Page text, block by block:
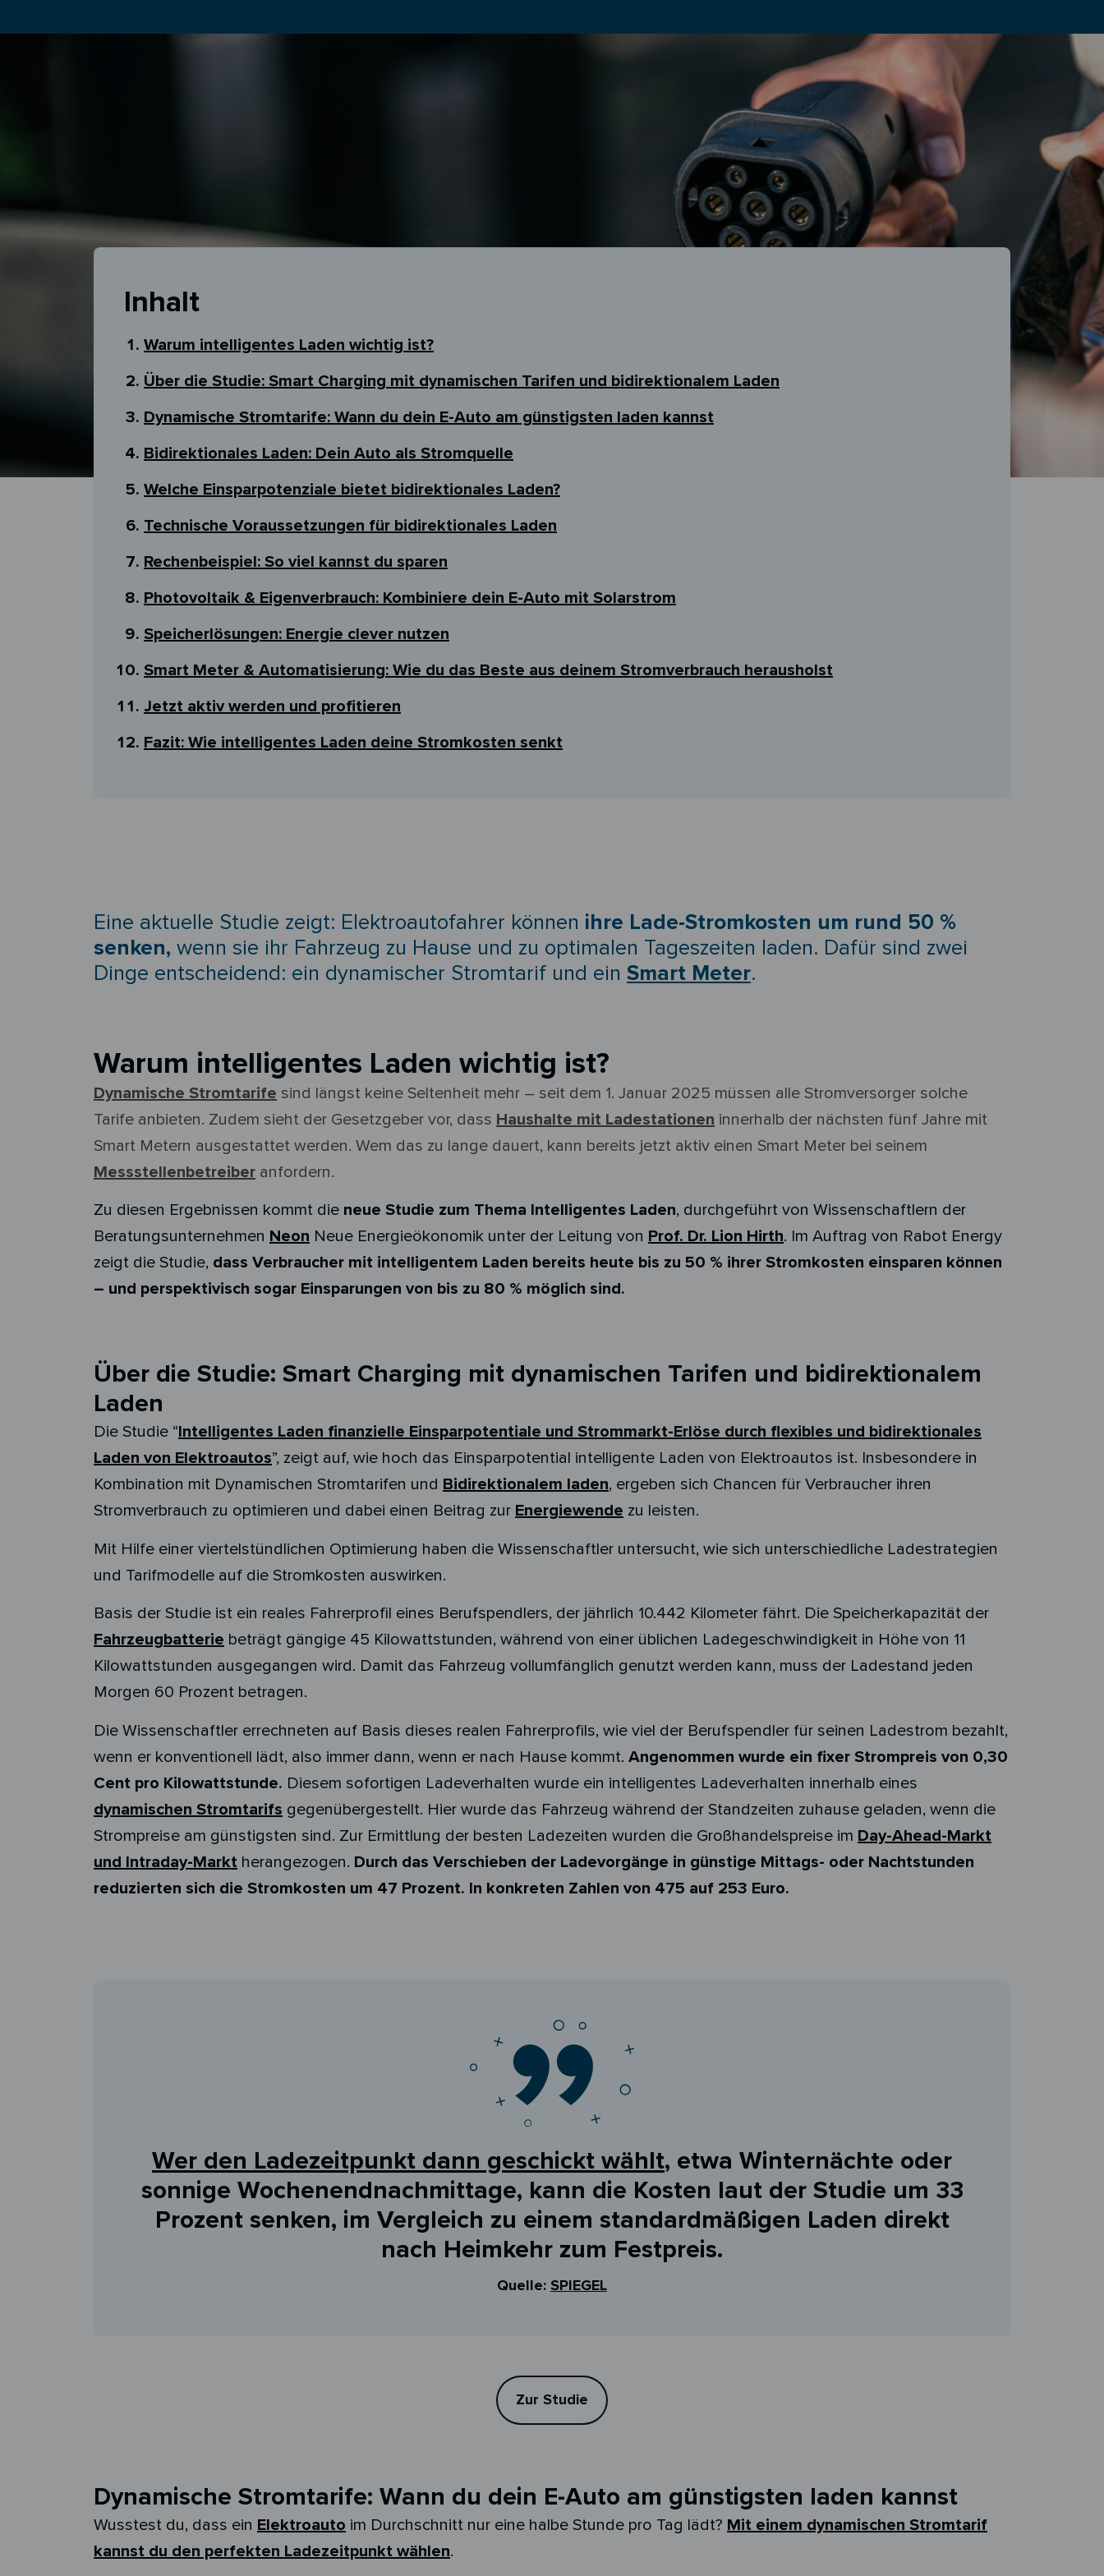
Inhalt
Warum intelligentes Laden wichtig ist?
Über die Studie: Smart Charging mit dynamischen Tarifen und bidirektionalem Laden
Dynamische Stromtarife: Wann du dein E-Auto am günstigsten laden kannst
Bidirektionales Laden: Dein Auto als Stromquelle
Welche Einsparpotenziale bietet bidirektionales Laden?
Technische Voraussetzungen für bidirektionales Laden
Rechenbeispiel: So viel kannst du sparen
Photovoltaik & Eigenverbrauch: Kombiniere dein E-Auto mit Solarstrom
Speicherlösungen: Energie clever nutzen
Smart Meter & Automatisierung: Wie du das Beste aus deinem Stromverbrauch herausholst
Jetzt aktiv werden und profitieren
Fazit: Wie intelligentes Laden deine Stromkosten senkt
Eine aktuelle Studie zeigt: Elektroautofahrer können ihre Lade-Stromkosten um rund 50 %
senken, wenn sie ihr Fahrzeug zu Hause und zu optimalen Tageszeiten laden. Dafür sind zwei
Dinge entscheidend: ein dynamischer Stromtarif und ein Smart Meter.
Warum intelligentes Laden wichtig ist?
Dynamische Stromtarife sind längst keine Seltenheit mehr – seit dem 1. Januar 2025 müssen alle Stromversorger solche
Tarife anbieten. Zudem sieht der Gesetzgeber vor, dass Haushalte mit Ladestationen innerhalb der nächsten fünf Jahre mit
Smart Metern ausgestattet werden. Wem das zu lange dauert, kann bereits jetzt aktiv einen Smart Meter bei seinem
Messstellenbetreiber anfordern.
Zu diesen Ergebnissen kommt die neue Studie zum Thema Intelligentes Laden, durchgeführt von Wissenschaftlern der
Beratungsunternehmen Neon Neue Energieökonomik unter der Leitung von Prof. Dr. Lion Hirth. Im Auftrag von Rabot Energy
zeigt die Studie, dass Verbraucher mit intelligentem Laden bereits heute bis zu 50 % ihrer Stromkosten einsparen können
– und perspektivisch sogar Einsparungen von bis zu 80 % möglich sind.
Über die Studie: Smart Charging mit dynamischen Tarifen und bidirektionalem
Laden
Die Studie “Intelligentes Laden finanzielle Einsparpotentiale und Strommarkt-Erlöse durch flexibles und bidirektionales
Laden von Elektroautos”, zeigt auf, wie hoch das Einsparpotential intelligente Laden von Elektroautos ist. Insbesondere in
Kombination mit Dynamischen Stromtarifen und Bidirektionalem laden, ergeben sich Chancen für Verbraucher ihren
Stromverbrauch zu optimieren und dabei einen Beitrag zur Energiewende zu leisten.
Mit Hilfe einer viertelstündlichen Optimierung haben die Wissenschaftler untersucht, wie sich unterschiedliche Ladestrategien
und Tarifmodelle auf die Stromkosten auswirken.
Basis der Studie ist ein reales Fahrerprofil eines Berufspendlers, der jährlich 10.442 Kilometer fährt. Die Speicherkapazität der
Fahrzeugbatterie beträgt gängige 45 Kilowattstunden, während von einer üblichen Ladegeschwindigkeit in Höhe von 11
Kilowattstunden ausgegangen wird. Damit das Fahrzeug vollumfänglich genutzt werden kann, muss der Ladestand jeden
Morgen 60 Prozent betragen.
Die Wissenschaftler errechneten auf Basis dieses realen Fahrerprofils, wie viel der Berufspendler für seinen Ladestrom bezahlt,
wenn er konventionell lädt, also immer dann, wenn er nach Hause kommt. Angenommen wurde ein fixer Strompreis von 0,30
Cent pro Kilowattstunde. Diesem sofortigen Ladeverhalten wurde ein intelligentes Ladeverhalten innerhalb eines
dynamischen Stromtarifs gegenübergestellt. Hier wurde das Fahrzeug während der Standzeiten zuhause geladen, wenn die
Strompreise am günstigsten sind. Zur Ermittlung der besten Ladezeiten wurden die Großhandelspreise im Day-Ahead-Markt
und Intraday-Markt herangezogen. Durch das Verschieben der Ladevorgänge in günstige Mittags- oder Nachtstunden
reduzierten sich die Stromkosten um 47 Prozent. In konkreten Zahlen von 475 auf 253 Euro.
Wer den Ladezeitpunkt dann geschickt wählt, etwa Winternächte oder
sonnige Wochenendnachmittage, kann die Kosten laut der Studie um 33
Prozent senken, im Vergleich zu einem standardmäßigen Laden direkt
nach Heimkehr zum Festpreis.
Quelle: SPIEGEL
Zur Studie
Dynamische Stromtarife: Wann du dein E-Auto am günstigsten laden kannst
Wusstest du, dass ein Elektroauto im Durchschnitt nur eine halbe Stunde pro Tag lädt? Mit einem dynamischen Stromtarif
kannst du den perfekten Ladezeitpunkt wählen.